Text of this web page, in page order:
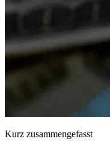
Kurz zusammengefasst